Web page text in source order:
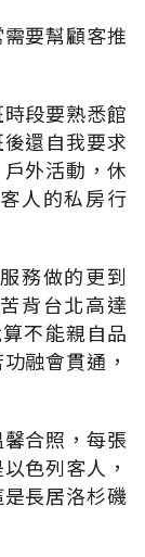
要幫顧客推
段要熟悉館
還自我要求
外活動，休
人的私房行
務做的更到
背台北高達
不能親自品
融會貫通，
合照，每張
色列客人，
長居洛杉磯